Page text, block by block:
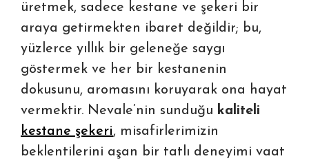
üretmek, sadece kestane ve şekeri bir
araya getirmekten ibaret değildir; bu,
yüzlerce yıllık bir geleneğe saygı
göstermek ve her bir kestanenin
dokusunu, aromasını koruyarak ona hayat
vermektir. Nevale’nin sunduğu kaliteli
kestane şekeri, misafirlerimizin
beklentilerini aşan bir tatlı deneyimi vaat